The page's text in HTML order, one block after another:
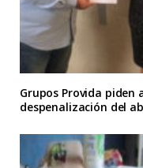
Grupos Provida piden
despenalización del